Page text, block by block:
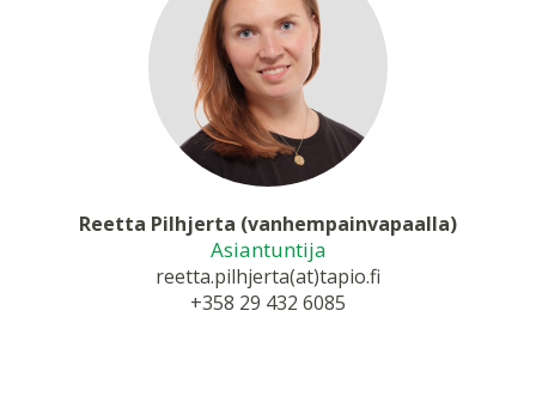
Reetta Pilhjerta (vanhempainvapaalla)
Asiantuntija
reetta.pilhjerta(at)tapio.fi
+358 29 432 6085